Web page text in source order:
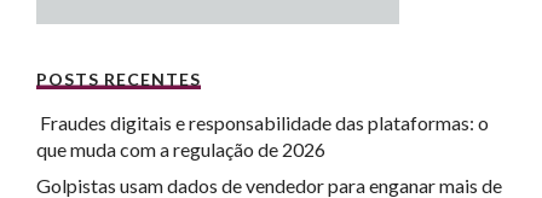
POSTS RECENTES
Fraudes digitais e responsabilidade das plataformas: o
que muda com a regulação de 2026
Golpistas usam dados de vendedor para enganar mais de